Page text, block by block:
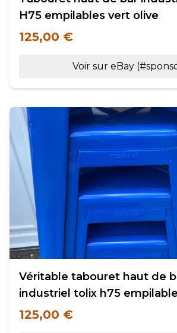
H75 empilables vert olive
125,00 €
Voir sur eBay
Véritable tabouret haut de
industriel tolix h75
125,00 €